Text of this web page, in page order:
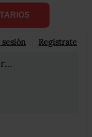
Registrate